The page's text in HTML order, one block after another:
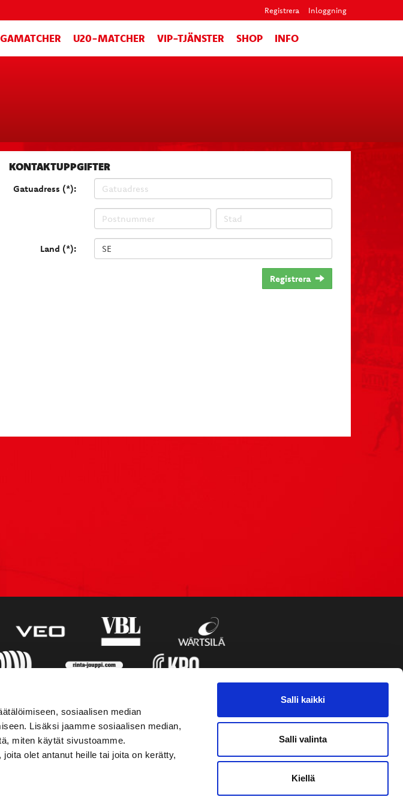
sosiaalisen median
Lisäksi jaamme sosiaalisen median,
miten käytät sivustoamme.
olet antanut heille tai joita on kerätty,
Salli kaikki
Salli valinta
Kiellä
Registrera Inloggning
U20-MATCHER VIP-TJÄNSTER SHOP INFO
KONTAKTUPPGIFTER
Gatuadress (*):
Land (*):
Registrera